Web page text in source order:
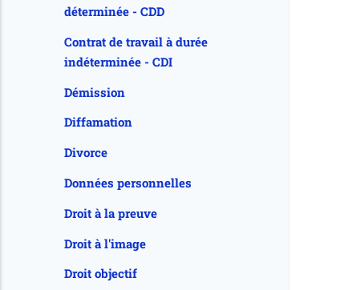
déterminée - CDD
Contrat de travail à durée
indéterminée - CDI
Démission
Diffamation
Divorce
Données personnelles
Droit à la preuve
Droit à l'image
Droit objectif